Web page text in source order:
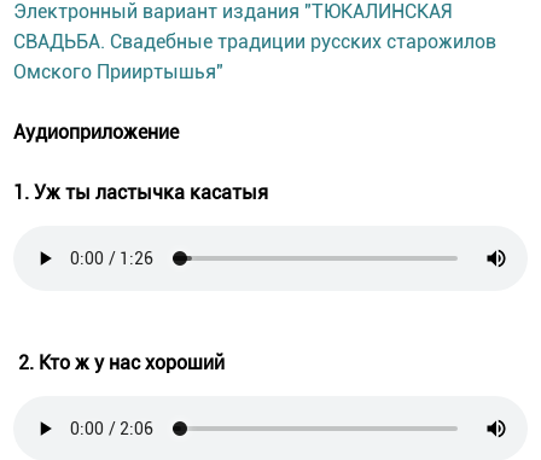
Электронный вариант издания "ТЮКАЛИНСКАЯ
СВАДЬБА. Свадебные традиции русских старожилов
Омского Прииртышья"
Аудиоприложение
1. Уж ты ластычка касатыя
2. Кто ж у нас хороший